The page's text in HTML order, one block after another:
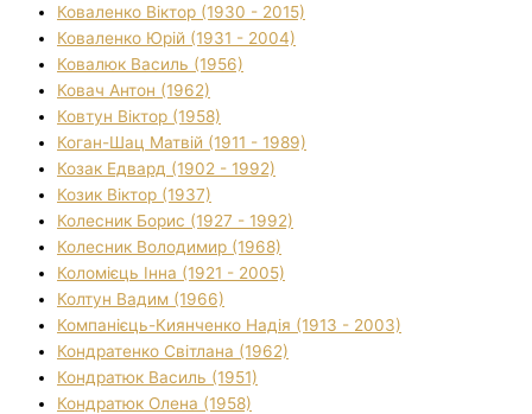
Коваленко Віктор (1930 - 2015)
Коваленко Юрій (1931 - 2004)
Ковалюк Василь (1956)
Ковач Антон (1962)
Ковтун Віктор (1958)
Коган-Шац Матвій (1911 - 1989)
Козак Едвард (1902 - 1992)
Козик Віктор (1937)
Колесник Борис (1927 - 1992)
Колесник Володимир (1968)
Коломієць Інна (1921 - 2005)
Колтун Вадим (1966)
Компанієць-Киянченко Надія (1913 - 2003)
Кондратенко Світлана (1962)
Кондратюк Василь (1951)
Кондратюк Олена (1958)